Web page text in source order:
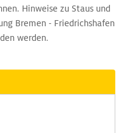
Hinweise zu Staus und
Bremen - Friedrichshafen
werden.